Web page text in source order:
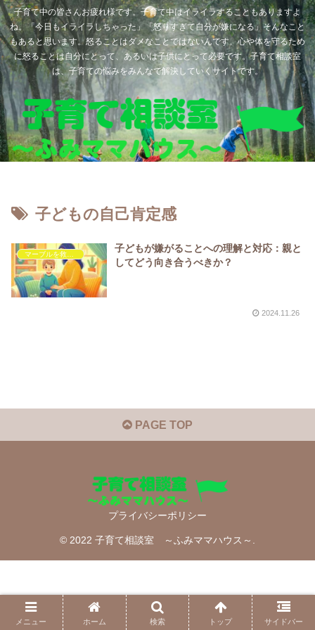
子育て中の皆さんお疲れ様です。子育て中はイライラすることもありますよ
ね。「今日もイライラしちゃった」「怒りすぎて自分が嫌になる」そんなこと
もあると思います。怒ることはダメなことではないんです。心や体を守るため
に怒ることは自分にとって、あるいは子供にとって必要です。子育て相談室
は、子育ての悩みをみんなで解決していくサイトです。
子どもの自己肯定感
子どもが嫌がることへの理解と対応：親と
してどう向き合うべきか？
2024.11.26
PAGE TOP
プライバシーポリシー
© 2022 子育て相談室 ～ふみママハウス～.
メニュー ホーム 検索 トップ サイドバー